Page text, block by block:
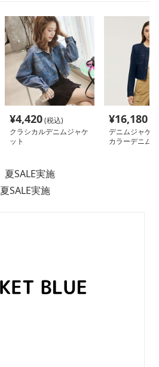
¥4,420(税込)
クラシカルデニムジャケ
ット
¥16,180
デニムジャケ
カラーデニム
夏SALE実施